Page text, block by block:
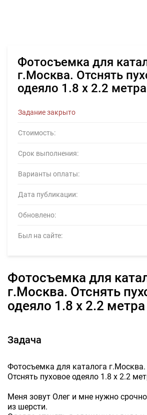
Фотосъемка для
г.Москва. Отснять
одеяло 1.8 х 2.2
Задание закрыто
Стоимость:
Срок выполнения:
Варианты оплаты:
Дата публикации:
Обновлено:
Был на сайте:
Фотосъемка для каталога
г.Москва. Отснять
одеяло 1.8 х 2.2 метра
Задача
Фотосъемка для каталога г.Москва.
Отснять пуховое одеяло 1.8 х 2.2
Меня зовут Олег и мне нужно
из шерсти.